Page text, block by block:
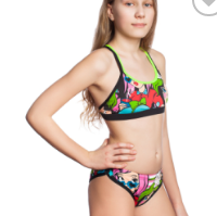
несколько
вариаций.
можно
выбрать
на
странице
Добавить
в список
желаний